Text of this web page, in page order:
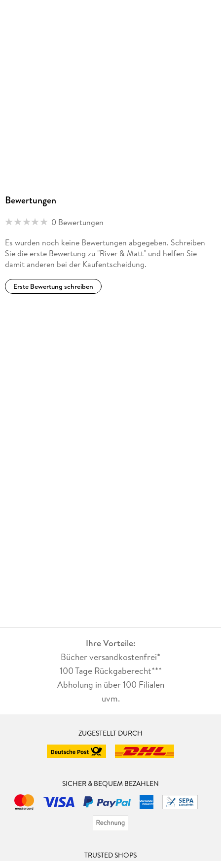
Bewertungen
0 Bewertungen
Es wurden noch keine Bewertungen abgegeben. Schreiben
Sie die erste Bewertung zu "River & Matt" und helfen Sie
damit anderen bei der Kaufentscheidung.
Erste Bewertung schreiben
Ihre Vorteile:
Bücher versandkostenfrei*
100 Tage Rückgaberecht***
Abholung in über 100 Filialen
uvm.
ZUGESTELLT DURCH
SICHER & BEQUEM BEZAHLEN
TRUSTED SHOPS